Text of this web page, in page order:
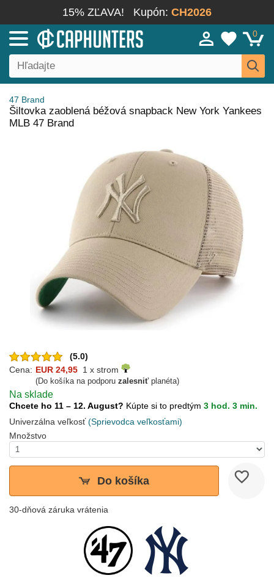
15% ZĽAVA! Kupón: CH2026
0
47 Brand
Šiltovka zaoblená béžová snapback New York Yankees
MLB 47 Brand
(5.0)
Cena: EUR 24,95 1 x strom
(Do košíka na podporu zalesniťplanéta)
Na sklade
Chcete ho 11 – 12. August? Kúpte si to predtým 3 hod. 3 min.
Univerzálna veľkosť(Sprievodca veľkosťami)
Množstvo
Do košíka
30-dňová záruka vrátenia